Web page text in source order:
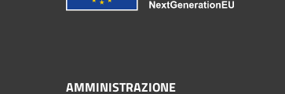
AMMINISTRAZIONE